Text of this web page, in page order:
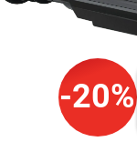
-20%